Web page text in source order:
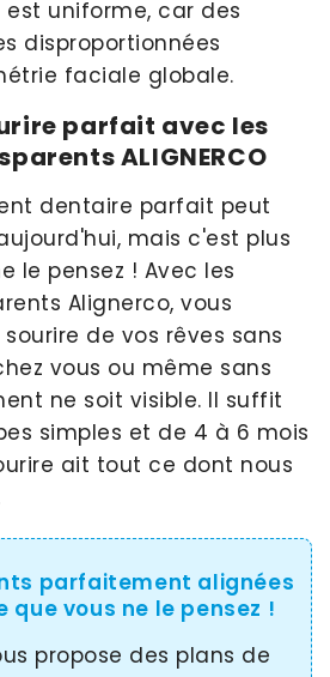
uniforme, car des
disproportionnées
faciale globale.
parfait avec les
ALIGNERCO
dentaire parfait peut
mais c'est plus
le pensez ! Avec les
Alignerco, vous
de vos rêves sans
vous ou même sans
ne soit visible. Il suffit
simples et de 4 à 6 mois
ait tout ce dont nous
parfaitement alignées
que vous ne le pensez !
propose des plans de